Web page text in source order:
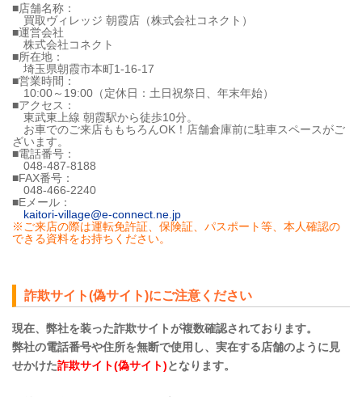
■店舗名称：
買取ヴィレッジ 朝霞店（株式会社コネクト）
■運営会社
株式会社コネクト
■所在地：
埼玉県朝霞市本町1-16-17
■営業時間：
10:00～19:00（定休日：土日祝祭日、年末年始）
■アクセス：
東武東上線 朝霞駅から徒歩10分。
お車でのご来店ももちろんOK！店舗倉庫前に駐車スペースがご
ざいます。
■電話番号：
048-487-8188
■FAX番号：
048-466-2240
■Eメール：
kaitori-village@e-connect.ne.jp
※ご来店の際は運転免許証、保険証、パスポート等、本人確認の
できる資料をお持ちください。
詐欺サイト(偽サイト)にご注意ください
現在、弊社を装った詐欺サイトが複数確認されております。
弊社の電話番号や住所を無断で使用し、実在する店舗のように見
せかけた詐欺サイト(偽サイト)となります。